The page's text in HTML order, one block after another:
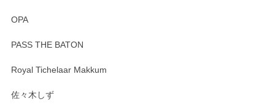
OPA
PASS THE BATON
Royal Tichelaar Makkum
佐々木しず